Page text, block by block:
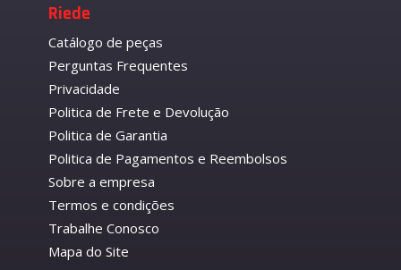
Riede
Catálogo de peças
Perguntas Frequentes
Privacidade
Politica de Frete e Devolução
Politica de Garantia
Politica de Pagamentos e Reembolsos
Sobre a empresa
Termos e condições
Trabalhe Conosco
Mapa do Site